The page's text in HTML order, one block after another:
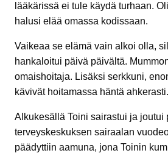
lääkärissä ei tule käydä turhaan.
halusi elää omassa kodissaan.
Vaikeaa se elämä vain alkoi olla,
hankaloitui päivä päivältä.
omaishoitaja. Lisäksi serkkuni,
kävivät hoitamassa häntä ahkerasti.
Alkukesällä Toini sairastui ja joutui
terveyskeskuksen sairaalan
päädyttiin aamuna, jona Toinin